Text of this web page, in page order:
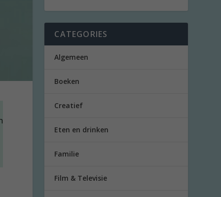
CATEGORIES
Algemeen
Boeken
Creatief
Eten en drinken
Familie
Film & Televisie